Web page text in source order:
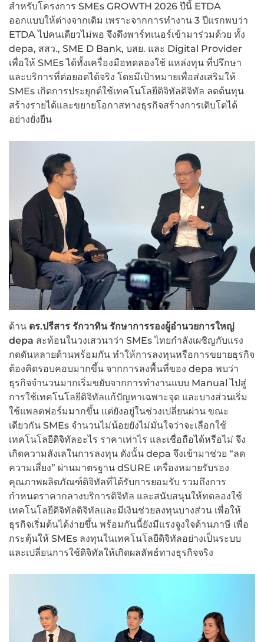
สำหรับโครงการ SMEs GROWTH 2026 ปีนี้ ETDA
ออกแบบให้ต่างจากเดิม เพราะจากการทำงาน 3 ปีแรกพบว่า
ETDA ไปคนเดียวไม่พอ จึงดึงพาร์ทเนอร์เข้ามาร่วมด้วย ทั้ง
depa, สสว., SME D Bank, บสย. และ Digital Provider
เพื่อให้ SMEs ได้ทั้งเครื่องมือทดลองใช้ แหล่งทุน ที่ปรึกษา
และบริการที่ต่อยอดได้จริง โดยมีเป้าหมายเพื่อส่งเสริมให้
SMEs เกิดการประยุกต์ใช้เทคโนโลยีดิจิทัลดิจิทัล ลดต้นทุน
สร้างรายได้และขยายโอกาสทางธุรกิจสร้างการเติบโตได้
อย่างยั่งยืน
ด้าน ดร.ปรีสาร รักวาทิน รักษาการรองผู้อำนวยการใหญ่
depa สะท้อนในวงเสวนาว่า SMEs ไทยกำลังเผชิญกับแรง
กดดันหลายด้านพร้อมกัน ทำให้การลงทุนหรือการขยายธุรกิจ
ต้องคิดรอบคอบมากขึ้น จากการลงพื้นที่ของ depa พบว่า
ธุรกิจจำนวนมากเริ่มขยับจากการทำงานแบบ Manual ไปสู่
การใช้เทคโนโลยีดิจิทัลแก้ปัญหาเฉพาะจุด และบางส่วนเริ่ม
ใช้แพลตฟอร์มมากขึ้น แต่ยังอยู่ในช่วงเปลี่ยนผ่าน ขณะ
เดียวกัน SMEs จำนวนไม่น้อยยังไม่มั่นใจว่าจะเลือกใช้
เทคโนโลยีดิจิทัลอะไร ราคาเท่าไร และเชื่อถือได้หรือไม่ จึง
เกิดความลังเลในการลงทุน ดังนั้น depa จึงเข้ามาช่วย “ลด
ความเสี่ยง” ผ่านมาตรฐาน dSURE เครื่องหมายรับรอง
คุณภาพผลิตภัณฑ์ดิจิทัลที่ได้รับการยอมรับ รวมถึงการ
กำหนดราคากลางบริการดิจิทัล และสนับสนุนให้ทดลองใช้
เทคโนโลยีดิจิทัลดิจิทัลและมีเงินช่วยลงทุนบางส่วน เพื่อให้
ธุรกิจเริ่มต้นได้ง่ายขึ้น พร้อมกันนี้ยังมีแรงจูงใจด้านภาษี เพื่อ
กระตุ้นให้ SMEs ลงทุนในเทคโนโลยีดิจิทัลอย่างเป็นระบบ
และเปลี่ยนการใช้ดิจิทัลให้เกิดผลลัพธ์ทางธุรกิจจริง